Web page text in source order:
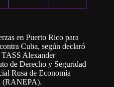
en Puerto Rico para
Cuba, según declaró
TASS Alexander
de Derecho y Seguridad
Rusa de Economía
(RANEPA).